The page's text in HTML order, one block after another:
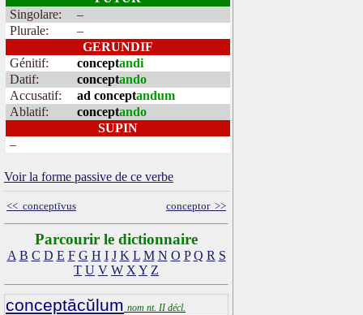
Singolare:
–
Plurale:
–
GERUNDIF
Génitif:
conceptandi
Datif:
conceptando
Accusatif:
ad conceptandum
Ablatif:
conceptando
SUPIN
–
Voir la forme passive de ce verbe
<< conceptīvus conceptor >>
Parcourir le dictionnaire
A B C D E F G H I J K L M N O P Q R S
T U V W X Y Z
conceptācŭlum nom nt. II décl.